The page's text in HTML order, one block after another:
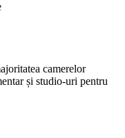
camerelor
și studio-uri pentru